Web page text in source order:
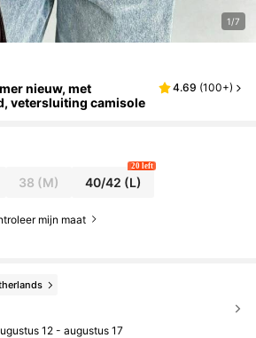
1/7
nieuw, met
vetersluiting camisole
4.69 (100+)
38 (M) 40/42 (L)
20 left
mijn maat
12 - augustus 17